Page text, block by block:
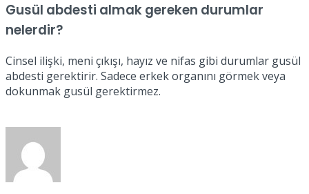
Gusül abdesti almak gereken durumlar
nelerdir?
Cinsel ilişki, meni çıkışı, hayız ve nifas gibi durumlar gusül
abdesti gerektirir. Sadece erkek organını görmek veya
dokunmak gusül gerektirmez.